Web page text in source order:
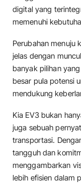
digital yang
memenuhi
Perubahan menuju
jelas dengan
banyak pilihan
besar pula potensi
mendukung
Kia EV3 bukan
juga sebuah
transportasi.
tangguh dan
menggambarkan
lebih efisien dalam